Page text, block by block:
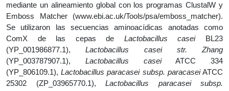
mediante un alineamiento global con los programas ClustalW y
Emboss Matcher (www.ebi.ac.uk/Tools/psa/emboss_matcher).
Se utilizaron las secuencias aminoacídicas anotadas como
ComX de las cepas de Lactobacillus caseiBL23
(YP_001986877.1),Lactobacillus casei str. Zhang
(YP_003787907.1), Lactobacillus caseiATCC 334
(YP_806109.1),Lactobacillus paracasei subsp. paracaseiATCC
25302 (ZP_03965770.1), Lactobacillus paracasei subsp.